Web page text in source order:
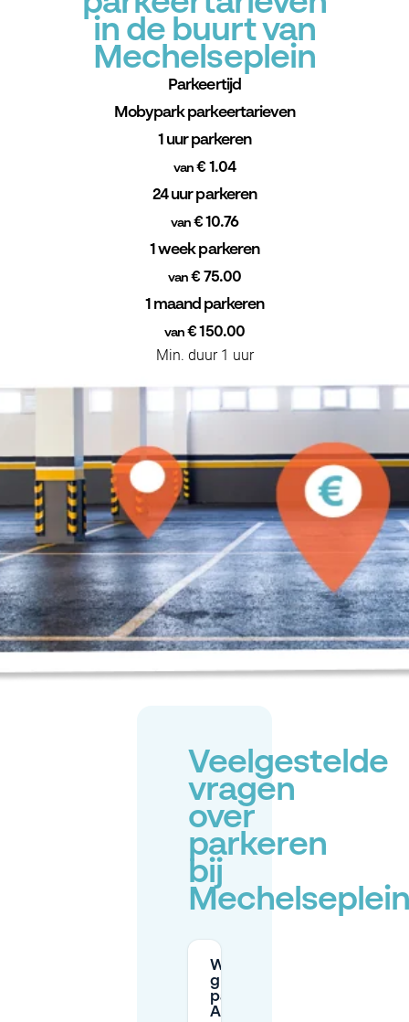
in de buurt van
Mechelseplein
Parkeertijd
Mobypark parkeertarieven
1 uur parkeren
van € 1.04
24 uur parkeren
van€ 10.76
1 week parkeren
van € 75.00
1 maand parkeren
van € 150.00
Min. duur 1 uur
Veelgestelde
vragen
over
parkeren
bij
Waar kan ik
gratis
parkeren in
Antwerpen?